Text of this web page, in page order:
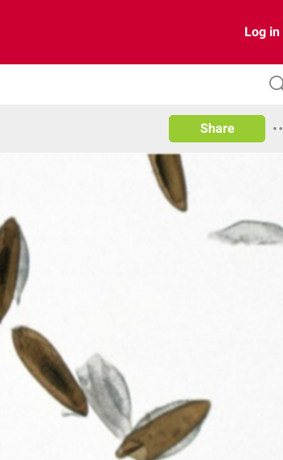
Log in
Share